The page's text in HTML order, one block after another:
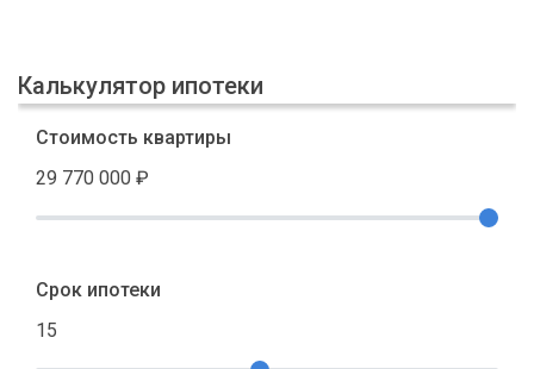
Калькулятор ипотеки
Стоимость квартиры
29 770 000 ₽
Срок ипотеки
15